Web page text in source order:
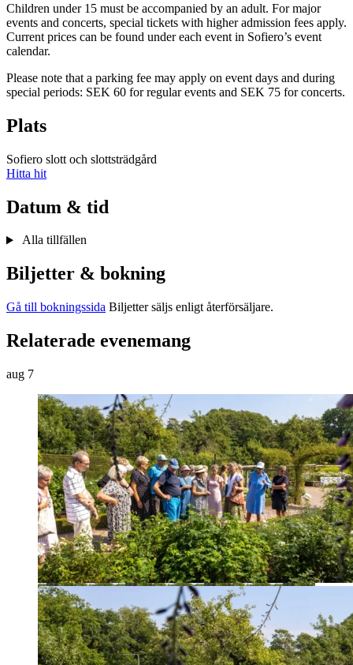
Children under 15 must be accompanied by an adult. For major
events and concerts, special tickets with higher admission fees apply.
Current prices can be found under each event in Sofiero’s event
calendar.
Please note that a parking fee may apply on event days and during
special periods: SEK 60 for regular events and SEK 75 for concerts.
Plats
Sofiero slott och slottsträdgård
Hitta hit
Datum & tid
Alla tillfällen
Biljetter & bokning
Gå till bokningssida Biljetter säljs enligt återförsäljare.
Relaterade evenemang
aug 7